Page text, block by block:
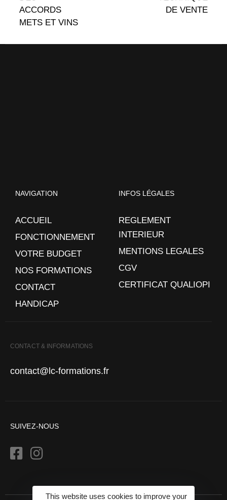
ACCORDS
METS ET VINS
DE VENTE
NAVIGATION
ACCUEIL
FONCTIONNEMENT
VOTRE BUDGET
NOS FORMATIONS
CONTACT
HANDICAP
INFOS LÉGALES
REGLEMENT
INTERIEUR
MENTIONS LEGALES
CGV
CERTIFICAT QUALIOPI
CONTACT & INFORMATIONS
contact@lc-formations.fr
SUIVEZ-NOUS
This website uses cookies to improve your